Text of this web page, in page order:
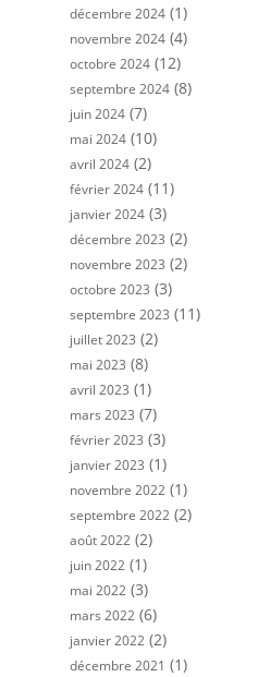
décembre 2024 (1)
novembre 2024 (4)
octobre 2024 (12)
septembre 2024 (8)
juin 2024 (7)
mai 2024 (10)
avril 2024 (2)
février 2024 (11)
janvier 2024 (3)
décembre 2023 (2)
novembre 2023 (2)
octobre 2023 (3)
septembre 2023 (11)
juillet 2023 (2)
mai 2023 (8)
avril 2023 (1)
mars 2023 (7)
février 2023 (3)
janvier 2023 (1)
novembre 2022 (1)
septembre 2022 (2)
août 2022 (2)
juin 2022 (1)
mai 2022 (3)
mars 2022 (6)
janvier 2022 (2)
décembre 2021 (1)